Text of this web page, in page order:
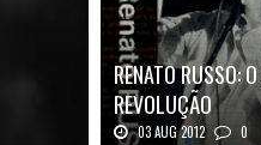
RENATO RUSSO:
REVOLUÇÃO
03 AUG 2012 0